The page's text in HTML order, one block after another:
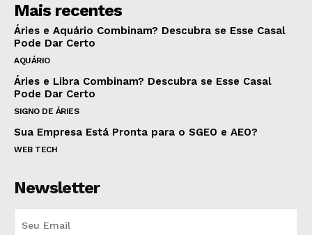
Mais recentes
Áries e Aquário Combinam? Descubra se Esse Casal
Pode Dar Certo
AQUÁRIO
Áries e Libra Combinam? Descubra se Esse Casal
Pode Dar Certo
SIGNO DE ÁRIES
Sua Empresa Está Pronta para o SGEO e AEO?
WEB TECH
Newsletter